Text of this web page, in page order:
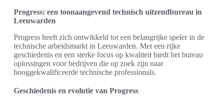
Progress: een toonaangevend technisch uitzendbureau in
Leeuwarden
Progress heeft zich ontwikkeld tot een belangrijke speler in de
technische arbeidsmarkt in Leeuwarden. Met een rijke
geschiedenis en een sterke focus op kwaliteit biedt het bureau
oplossingen voor bedrijven die op zoek zijn naar
hooggekwalificeerde technische professionals.
Geschiedenis en evolutie van Progress